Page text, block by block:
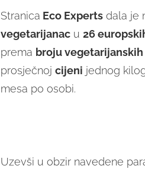
Stranica Eco Expertsdala je
vegetarijanacu 26
prema broju
prosječnoj cijeni jednog
mesa po osobi.
Uzevši u obzir navedene